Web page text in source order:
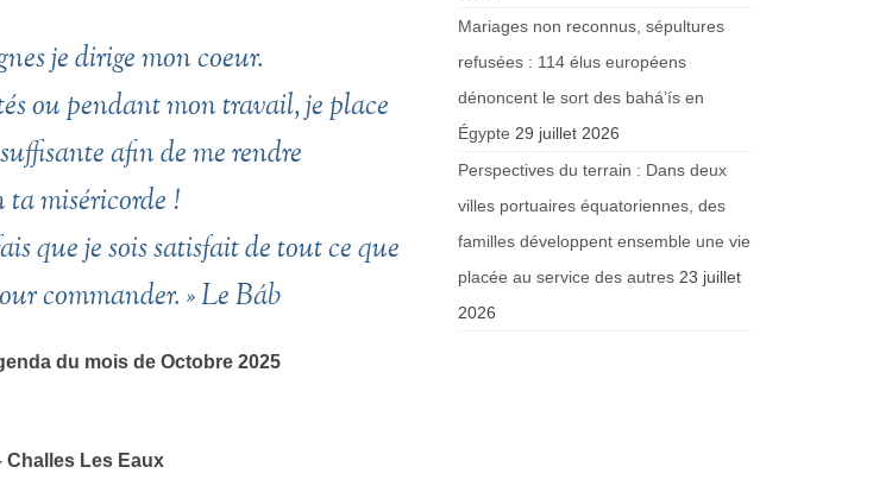
je dirige mon coeur.
ou pendant mon travail, je place
afin de me rendre
ta miséricorde !
que je sois satisfait de tout ce que
commander. »Le Báb
du mois de Octobre 2025
Challes Les Eaux
Mariages non reconnus, sépultures
refusées : 114 élus européens
dénoncent le sort des bahá’ís en
Égypte 29 juillet 2026
Perspectives du terrain : Dans deux
villes portuaires équatoriennes, des
familles développent ensemble une vie
placée au service des autres 23 juillet
2026